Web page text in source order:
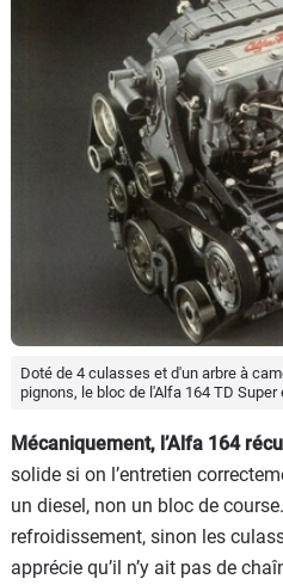
Doté de 4 culasses et d'un arbre à
pignons, le bloc de l'Alfa 164 TD
Mécaniquement, l’Alfa 164
solide si on l’entretien
un diesel, non un bloc de
refroidissement, sinon les
apprécie qu’il n’y ait pas de